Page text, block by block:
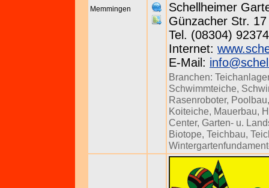
Memmingen
Schellheimer
Günzacher Str.
Tel. (08304)
Internet:
E-Mail:
Branchen:
Schwimmteiche,
Rasenroboter, Poolbau
Koiteiche, Mauerbau,
Center, Garten- u.
Biotope, Teichbau,